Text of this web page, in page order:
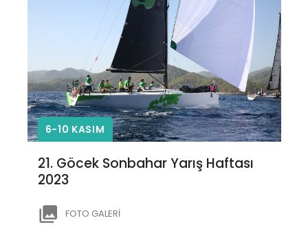
6-10 KASIM
21. Göcek Sonbahar Yarış Haftası
2023
FOTO GALERİ